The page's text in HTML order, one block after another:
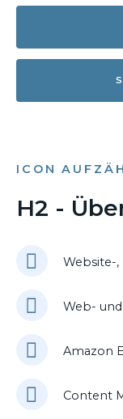
ICON
H2 -
Website-,
Web-
Amazon
Content